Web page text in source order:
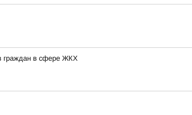
граждан в сфере ЖКХ